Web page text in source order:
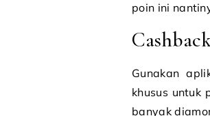
poin ini
Gunakan
khusus untuk
banyak